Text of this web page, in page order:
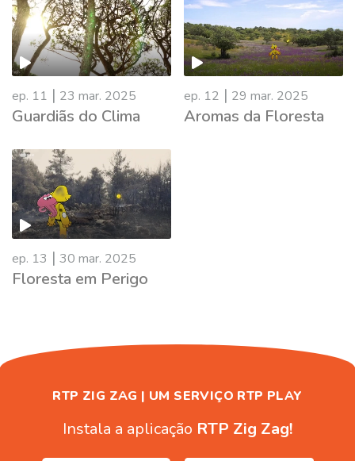
ep. 11 | 23 mar. 2025
Guardiãs do Clima
ep. 12 | 29 mar. 2025
Aromas da Floresta
ep. 13 | 30 mar. 2025
Floresta em Perigo
860063
RTP ZIG ZAG | UM SERVIÇO RTP PLAY
Instala a aplicação RTP Zig Zag!